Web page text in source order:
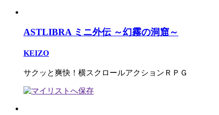
ASTLIBRA ミニ外伝 ～幻霧の洞窟～
KEIZO
サクッと爽快！横スクロールアクションＲＰＧ